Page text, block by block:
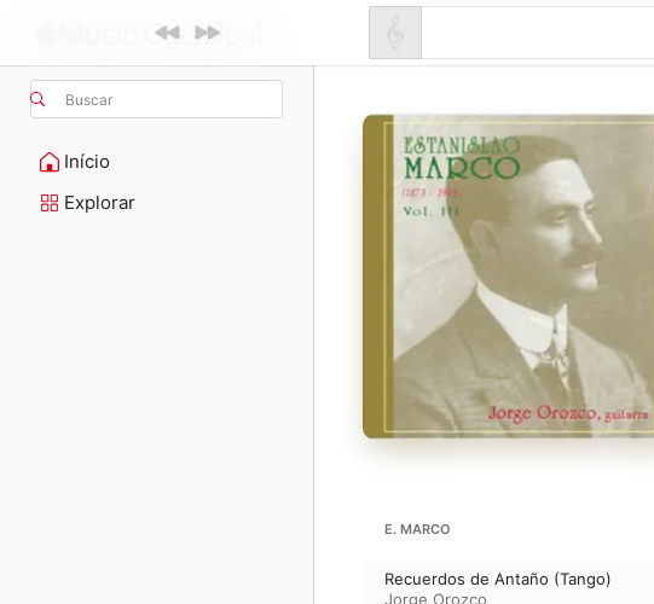
Buscar
Início
Explorar
E. MARCO
Recuerdos de Antaño (Tango)
Jorge Orozco